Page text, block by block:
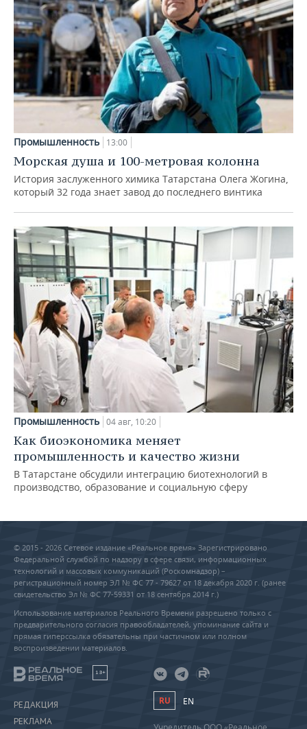
Промышленность 13:00
Морская душа и 100-метровая колонна
История заслуженного химика Татарстана Олега Жогина,
который 32 года знает завод до последнего винтика
Промышленность 04 авг, 10:20
Как биоэкономика меняет
промышленность и качество жизни
В Татарстане обсудили интеграцию биотехнологий в
производство, образование и социальную сферу
© 2015 - 2026 Сетевое издание «Реальное время» Зарегистрировано
Федеральной службой по надзору в сфере связи, информационных
технологий и массовых коммуникаций (Роскомнадзор) –
регистрационный номер ЭЛ № ФС 77 - 79627 от 18 декабря 2020 г. (ранее
свидетельство Эл № ФС 77-59331 от 18 сентября 2014 г.)
Использование материалов Реального Времени разрешено только с
предварительного согласия правообладателей, упоминание сайта и
прямая гиперссылка обязательны при частичном или полном
воспроизведении материалов.
18+
РЕДАКЦИЯ
РЕКЛАМА
RU EN